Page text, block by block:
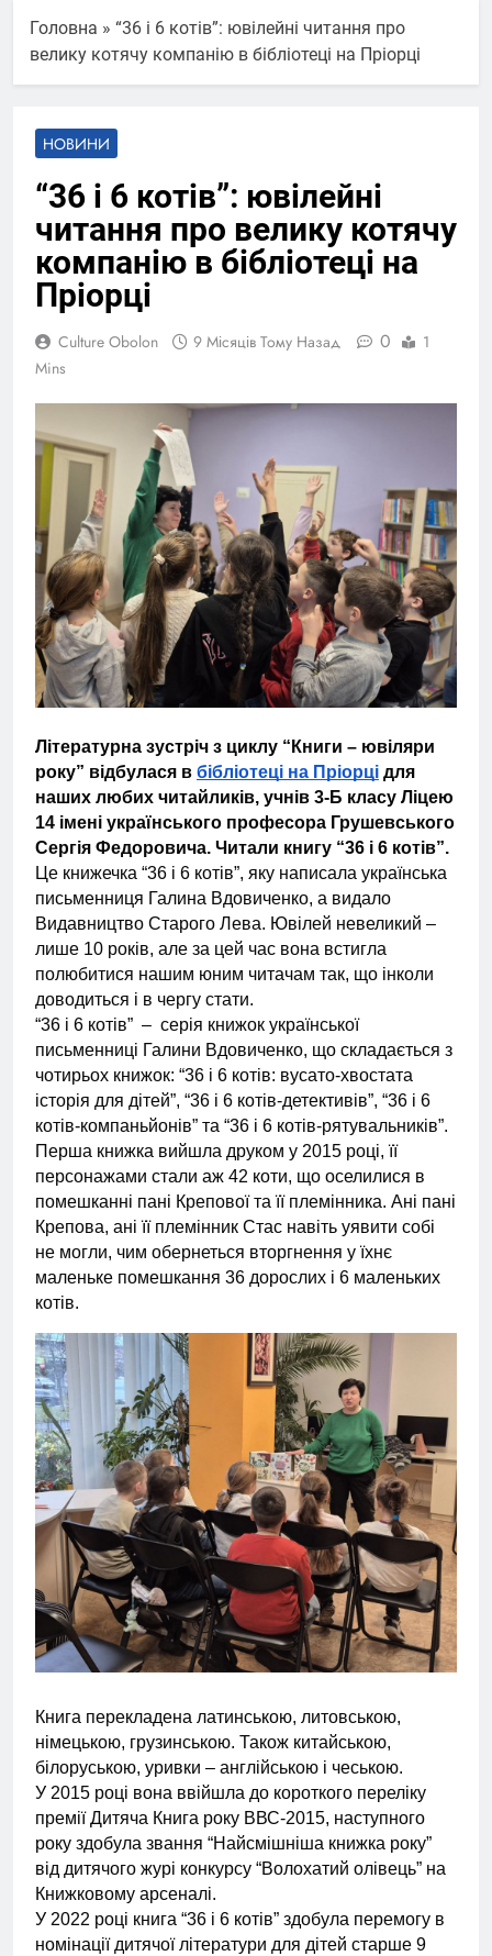
Головна » “36 і 6 котів”: ювілейні читання про
велику котячу компанію в бібліотеці на Пріорці
НОВИНИ
“36 і 6 котів”: ювілейні
читання про велику котячу
компанію в бібліотеці на
Пріорці
Culture Obolon 9 Місяців Тому Назад 0
1
Mins
Літературна зустріч з циклу “Книги – ювіляри
року” відбулася в бібліотеці на Пріорці для
наших любих читайликів, учнів 3-Б класу Ліцею
14 імені українського професора Грушевського
Сергія Федоровича. Читали книгу “36 і 6 котів”.
Це книжечка “36 і 6 котів”, яку написала українська
письменниця Галина Вдовиченко, а видало
Видавництво Старого Лева. Ювілей невеликий –
лише 10 років, але за цей час вона встигла
полюбитися нашим юним читачам так, що інколи
доводиться і в чергу стати.
“36 і 6 котів” – серія книжок української
письменниці Галини Вдовиченко, що складається з
чотирьох книжок: “36 і 6 котів: вусато-хвостата
історія для дітей”, “36 і 6 котів-детективів”, “36 і 6
котів-компаньйонів” та “36 і 6 котів-рятувальників”.
Перша книжка вийшла друком у 2015 році, її
персонажами стали аж 42 коти, що оселилися в
помешканні пані Крепової та її племінника. Ані пані
Крепова, ані її племінник Стас навіть уявити собі
не могли, чим обернеться вторгнення у їхнє
маленьке помешкання 36 дорослих і 6 маленьких
котів.
Книга перекладена латинською, литовською,
німецькою, грузинською. Також китайською,
білоруською, уривки – англійською і чеською.
У 2015 році вона ввійшла до короткого переліку
премії Дитяча Книга року ВВС-2015, наступного
року здобула звання “Найсмішніша книжка року”
від дитячого журі конкурсу “Волохатий олівець” на
Книжковому арсеналі.
У 2022 році книга “36 і 6 котів” здобула перемогу в
номінації дитячої літератури для дітей старше 9